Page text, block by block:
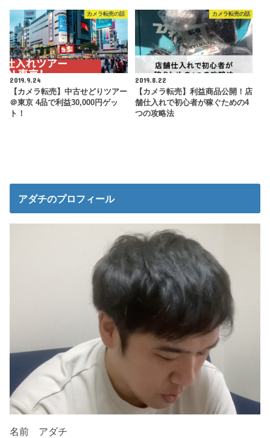
カメラ転売の話
2019.9.24
【カメラ転売】中古せどりツアー
＠東京 4品で利益30,000円ゲッ
ト！
カメラ転売の話
2019.8.22
【カメラ転売】利益商品公開！店
舗仕入れで初心者が稼ぐための4
つの攻略法
アダチのプロフィール
名前 アダチ